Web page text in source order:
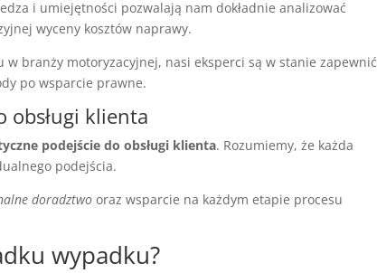
i umiejętności pozwalają nam dokładnie analizować
wyceny kosztów naprawy.
branży motoryzacyjnej, nasi eksperci są w stanie zapewnić
po wsparcie prawne.
obsługi klienta
podejście do obsługi klienta. Rozumiemy, że każda
podejścia.
doradztwooraz wsparcie na każdym etapie procesu
wypadku?